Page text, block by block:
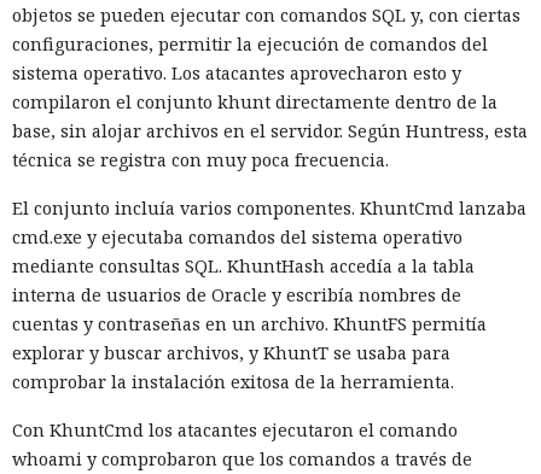
carga y los vuelve a cargar cuando es necesario.
En modo experimental está disponible un nuevo
compilador de React escrito en Rust, integrado directamente
en Turbopack. Evita la configuración manual de lamemoiza
ciónque antes requería pasar el código por el
34% en arranque en frío y en un 46% en recompilación.
La mejora de rendimiento también afectó a la ejecución del
código. El paso a TypeScript versión 7, reescrito en Go, según
la estimación del equipo de Next.js acelera el
funcionamiento aproximadamente diez veces. En el
servidor, renunciar a la conversión de los web streams a
renderizado permite procesar un 22% más de solicitudes
sin cambiar el código de las aplicaciones.
objetos se pueden ejecutar con comandos SQL y, con ciertas
configuraciones, permitir la ejecución de comandos del
sistema operativo. Los atacantes aprovecharon esto y
compilaron el conjunto khunt directamente dentro de la
base, sin alojar archivos en el servidor. Según Huntress, esta
técnica se registra con muy poca frecuencia.
El conjunto incluía varios componentes. KhuntCmd lanzaba
cmd.exe y ejecutaba comandos del sistema operativo
mediante consultas SQL. KhuntHash accedía a la tabla
interna de usuarios de Oracle y escribía nombres de
cuentas y contraseñas en un archivo. KhuntFS permitía
explorar y buscar archivos, y KhuntT se usaba para
comprobar la instalación exitosa de la herramienta.
Con KhuntCmd los atacantes ejecutaron el comando
whoami y comprobaron que los comandos a través de